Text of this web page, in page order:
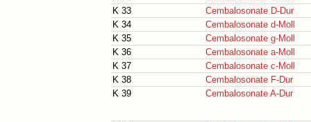
K 33
Cembalosonate D-Dur
K 34
Cembalosonate d-Moll
K 35
Cembalosonate g-Moll
K 36
Cembalosonate a-Moll
K 37
Cembalosonate c-Moll
K 38
Cembalosonate F-Dur
K 39
Cembalosonate A-Dur